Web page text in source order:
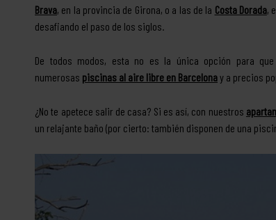
Brava, en la provincia de Girona, o a las de la Costa Dorada,
desafiando el paso de los siglos.
De todos modos, esta no es la única opción para
numerosas piscinas al aire libre en Barcelonay a precios
¿No te apetece salir de casa? Si es así, con nuestros
un relajante baño (por cierto: también disponen de una